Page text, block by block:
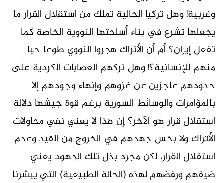
وغربية! وهل تركيا الحالية تملك من استقلال القرار ما
يجعلها تشرع في بناء أسلحتها النووية الخاصة كما
تفعل إيران؟ أم أن الأتراك هجروا النووي طوعا حبا
منهم للإنسانية؟! وهل تركهم العصابات الكردية على
حدودهم عاجزين عن غزوهم وإنهاء وجودهم إلا
بالمؤامرات والوسائط السورية برغم قوة جيشها دلالة
استقلال قرار هو الآخر؟ إن هذا لا يعني نفي محاولات
الأتراك ولا بخس جهدهم في الخروج من القيد وعدم
استقلال القرار، لكن مجرد بذل تلك الجهود يعني
ضيقهم ورفضهم لهذه (الحالة الطبيعية) التي يبشرنا